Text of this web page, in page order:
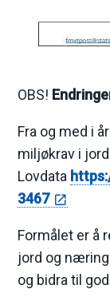
OBS!
Fra og med i
miljøkrav i
Lovdata
3467
Formålet er å
jord og
og bidra til